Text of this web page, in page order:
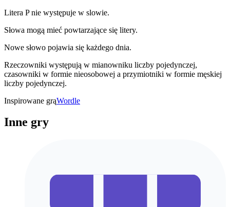
Litera P nie występuje w slowie.
Słowa mogą mieć powtarzające się litery.
Nowe słowo pojawia się każdego dnia.
Rzeczowniki występują w mianowniku liczby pojedynczej,
czasowniki w formie nieosobowej a przymiotniki w formie męskiej
liczby pojedynczej.
Inspirowane grąWordle
Inne gry